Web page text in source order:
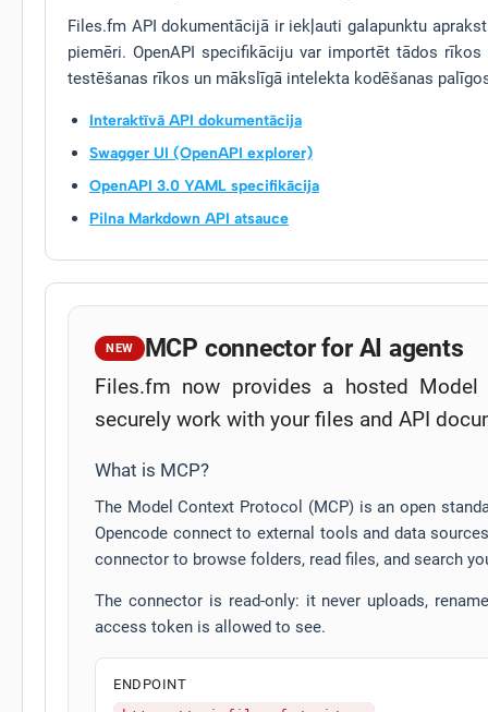
Files.fm API dokumentācijā ir iekļauti galapunktu
piemēri. OpenAPI specifikāciju var importēt tādos
testēšanas rīkos un mākslīgā intelekta kodēšanas
Interaktīvā API dokumentācija
Swagger UI (OpenAPI explorer)
OpenAPI 3.0 YAML specifikācija
Pilna Markdown API atsauce
NEW MCP connector for AI agents
Files.fm now provides a hosted
securely work with your files and API
What is MCP?
The Model Context Protocol (MCP) is an open
Opencode connect to external tools and data
connector to browse folders, read files, and search
The connector is read-only: it never uploads,
access token is allowed to see.
ENDPOINT